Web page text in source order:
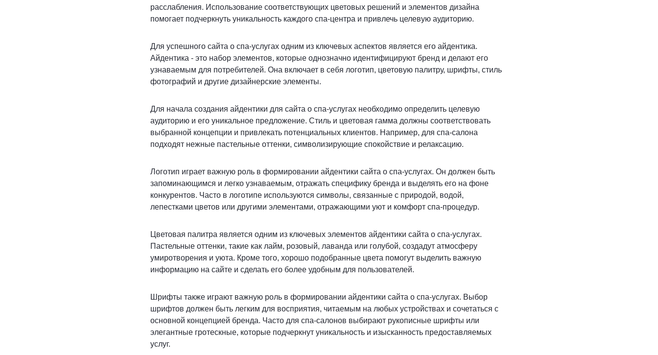
расслабления. Использование соответствующих цветовых решений и элементов дизайна
помогает подчеркнуть уникальность каждого спа-центра и привлечь целевую аудиторию.
Для успешного сайта о спа-услугах одним из ключевых аспектов является его айдентика.
Айдентика - это набор элементов, которые однозначно идентифицируют бренд и делают его
узнаваемым для потребителей. Она включает в себя логотип, цветовую палитру, шрифты, стиль
фотографий и другие дизайнерские элементы.
Для начала создания айдентики для сайта о спа-услугах необходимо определить целевую
аудиторию и его уникальное предложение. Стиль и цветовая гамма должны соответствовать
выбранной концепции и привлекать потенциальных клиентов. Например, для спа-салона
подходят нежные пастельные оттенки, символизирующие спокойствие и релаксацию.
Логотип играет важную роль в формировании айдентики сайта о спа-услугах. Он должен быть
запоминающимся и легко узнаваемым, отражать специфику бренда и выделять его на фоне
конкурентов. Часто в логотипе используются символы, связанные с природой, водой,
лепестками цветов или другими элементами, отражающими уют и комфорт спа-процедур.
Цветовая палитра является одним из ключевых элементов айдентики сайта о спа-услугах.
Пастельные оттенки, такие как лайм, розовый, лаванда или голубой, создадут атмосферу
умиротворения и уюта. Кроме того, хорошо подобранные цвета помогут выделить важную
информацию на сайте и сделать его более удобным для пользователей.
Шрифты также играют важную роль в формировании айдентики сайта о спа-услугах. Выбор
шрифтов должен быть легким для восприятия, читаемым на любых устройствах и сочетаться с
основной концепцией бренда. Часто для спа-салонов выбирают рукописные шрифты или
элегантные гротескные, которые подчеркнут уникальность и изысканность предоставляемых
услуг.